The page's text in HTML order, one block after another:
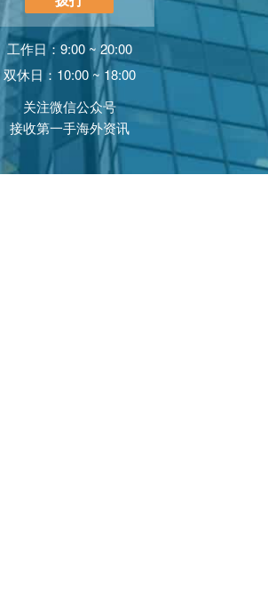
工作日：9:00 ~ 20:00
双休日：10:00 ~ 18:00
关注微信公众号
接收第一手海外资讯